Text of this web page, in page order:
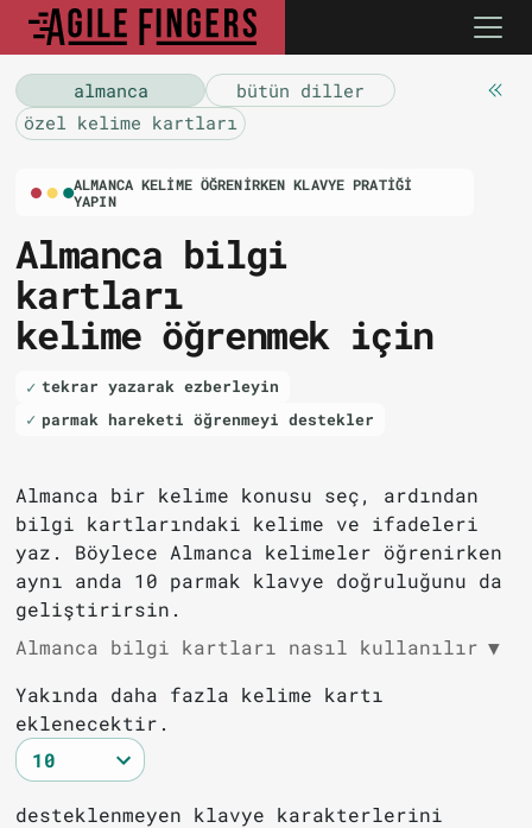
almanca
bütün diller
özel kelime kartları
ALMANCA KELIME ÖĞRENIRKEN KLAVYE PRATIĞI
YAPIN
Almanca bilgi
kartları
kelime öğrenmek için
tekrar yazarak ezberleyin
parmak hareketi öğrenmeyi destekler
Almanca bir kelime konusu seç, ardından
bilgi kartlarındaki kelime ve ifadeleri
yaz. Böylece Almanca kelimeler öğrenirken
aynı anda 10 parmak klavye doğruluğunu da
geliştirirsin.
Almanca bilgi kartları nasıl kullanılır ▼
Yakında daha fazla kelime kartı
eklenecektir.
desteklenmeyen klavye karakterlerini